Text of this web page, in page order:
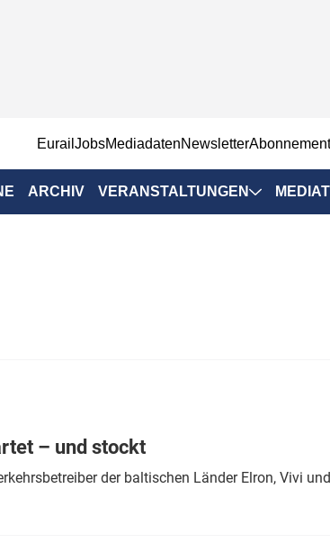
EurailJobsMediadatenNewsletterAbonnement
ARCHIV VERANSTALTUNGEN
– und stockt
der baltischen Länder Elron, Vivi